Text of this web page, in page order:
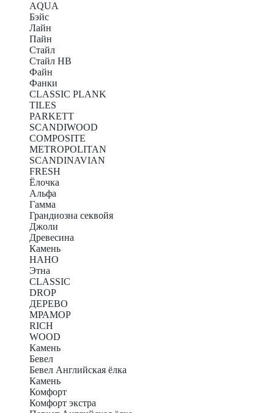
AQUA
Бэйс
Лайн
Пайн
Стайл
Стайл HB
Файн
Фанки
CLASSIC PLANK
TILES
PARKETT
SCANDIWOOD
COMPOSITE
METROPOLITAN
SCANDINAVIAN
FRESH
Ёлочка
Альфа
Гамма
Грандиозна секвойя
Джоли
Древесина
Камень
НАНО
Этна
CLASSIC
DROP
ДЕРЕВО
МРАМОР
RICH
WOOD
Камень
Бевел
Бевел Английская ёлка
Камень
Комфорт
Комфорт экстра